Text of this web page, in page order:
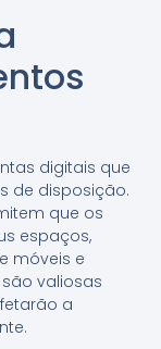
digitais que
de disposição.
que os
espaços,
móveis e
valiosas
a